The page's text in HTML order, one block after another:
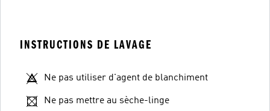
INSTRUCTIONS DE LAVAGE
Ne pas utiliser d'agent de blanchiment
Ne pas mettre au sèche-linge